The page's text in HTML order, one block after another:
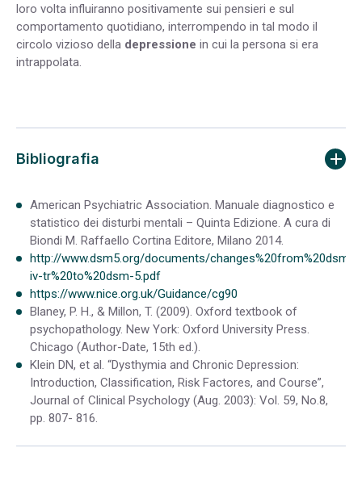
loro volta influiranno positivamente sui pensieri e sul
comportamento quotidiano, interrompendo in tal modo il
circolo vizioso della depressione in cui la persona si era
intrappolata.
Bibliografia
American Psychiatric Association. Manuale diagnostico e
statistico dei disturbi mentali – Quinta Edizione. A cura di
Biondi M. Raffaello Cortina Editore, Milano 2014.
http://www.dsm5.org/documents/changes%20from%20dsm-
iv-tr%20to%20dsm-5.pdf
https://www.nice.org.uk/Guidance/cg90
Blaney, P. H., & Millon, T. (2009). Oxford textbook of
psychopathology. New York: Oxford University Press.
Chicago (Author-Date, 15th ed.).
Klein DN, et al. “Dysthymia and Chronic Depression:
Introduction, Classification, Risk Factores, and Course”,
Journal of Clinical Psychology (Aug. 2003): Vol. 59, No.8,
pp. 807- 816.